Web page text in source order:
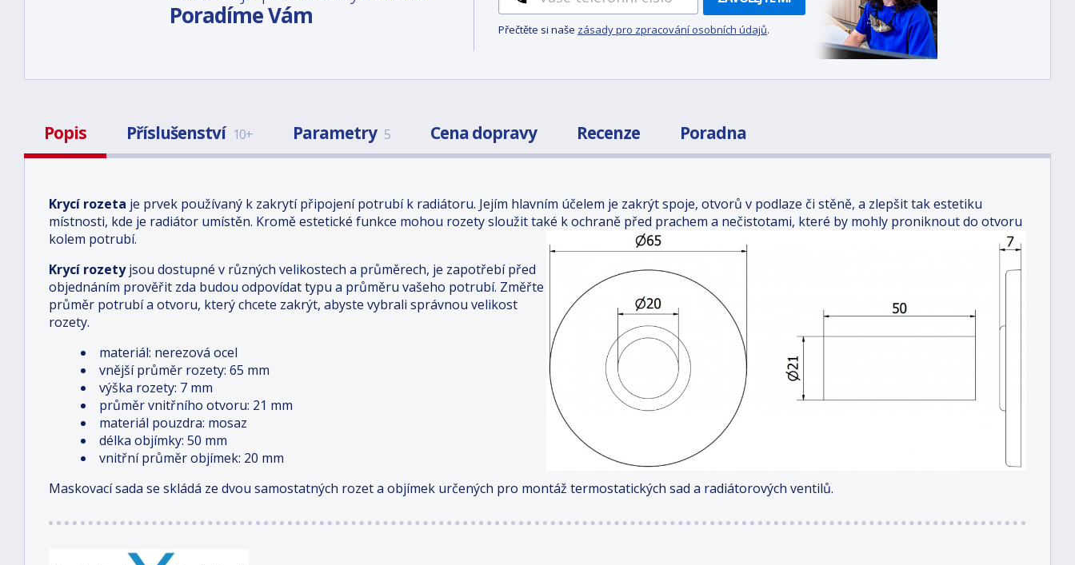
Poradíme Vám
Přečtěte si naše zásady pro zpracování osobních údajů.
Popis Příslušenství 10+ Parametry 5 Cena dopravy Recenze Poradna
Krycí rozeta je prvek používaný k zakrytí připojení potrubí k radiátoru. Jejím hlavním účelem je zakrýt spoje, otvorů v podlaze či stěně, a zlepšit tak estetiku
místnosti, kde je radiátor umístěn. Kromě estetické funkce mohou rozety sloužit také k ochraně před prachem a nečistotami, které by mohly proniknout do otvoru
kolem potrubí.
Krycí rozety jsou dostupné v různých velikostech a průměrech, je zapotřebí před
objednáním prověřit zda budou odpovídat typu a průměru vašeho potrubí. Změřte
průměr potrubí a otvoru, který chcete zakrýt, abyste vybrali správnou velikost
rozety.
materiál: nerezová ocel
vnější průměr rozety: 65 mm
výška rozety: 7 mm
průměr vnitřního otvoru: 21 mm
materiál pouzdra: mosaz
délka objímky: 50 mm
vnitřní průměr objímek: 20 mm
Maskovací sada se skládá ze dvou samostatných rozet a objímek určených pro montáž termostatických sad a radiátorových ventilů.